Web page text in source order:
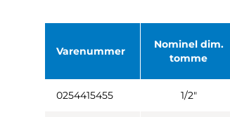
Varenummer
Nominel dim.
tomme
0254415455 1/2"